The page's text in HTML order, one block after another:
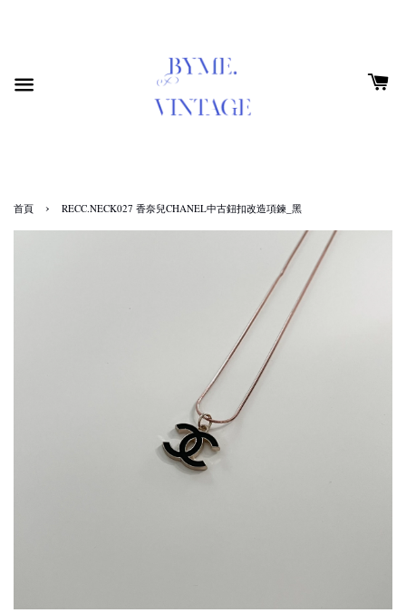
首頁 › RECC.NECK027 香奈兒CHANEL中古鈕扣改造項鍊_黑